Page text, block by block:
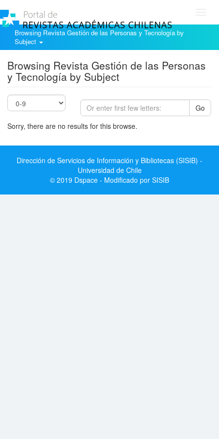
Browsing Revista Gestión de las Personas y Tecnología by
Subject
Browsing Revista Gestión de las Personas
y Tecnología by Subject
Go
Sorry, there are no results for this browse.
Dirección de Servicios de Información y Bibliotecas (SISIB) -
Universidad de Chile
© 2019 Dspace - Modificado por SISIB